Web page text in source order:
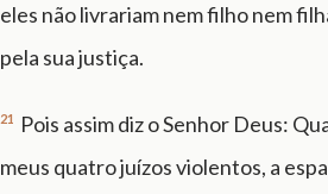
eles não livrariam nem filho nem
pela sua justiça.
21
Pois assim diz o Senhor Deus:
meus quatro juízos violentos, a